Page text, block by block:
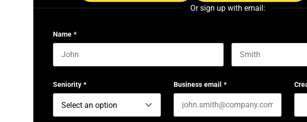
Or sign up with email:
Name *
Seniority * Business email *